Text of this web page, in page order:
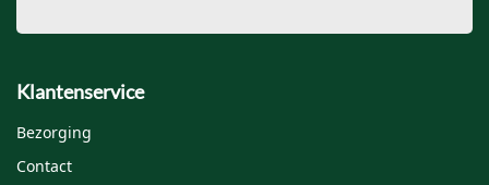
Klantenservice
Bezorging
Contact